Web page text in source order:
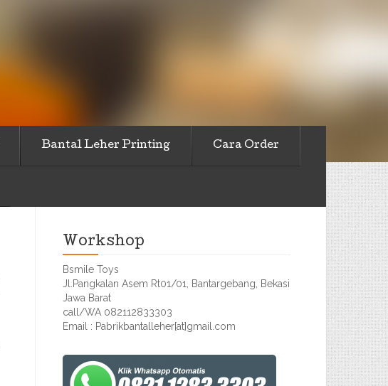
Bantal Leher Printing Cara Order
Workshop
Bsmile Toys
Jl.Pangkalan Asem Rt01/01, Bantargebang, Bekasi
Jawa Barat
call/WA 082112833303
Email : Pabrikbantalleher[at]gmail.com